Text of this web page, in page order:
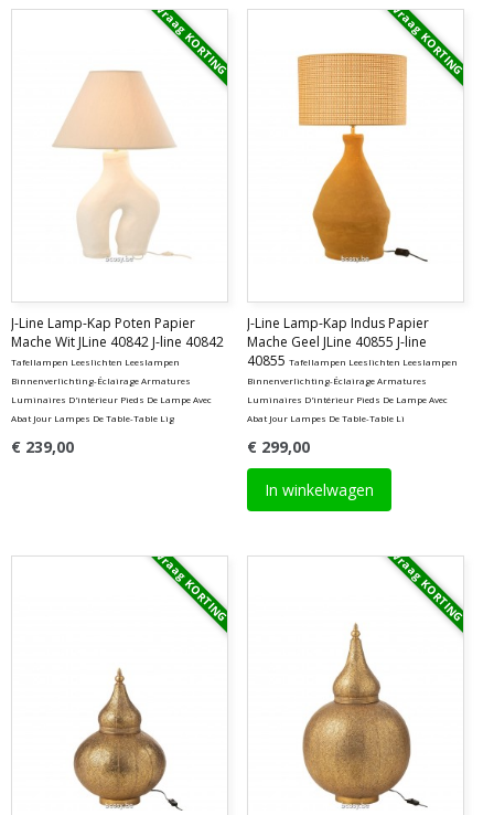
Vraag KORTING
J-Line Lamp-Kap Poten Papier
Mache Wit JLine 40842 J-line 40842
Tafellampen Leeslichten Leeslampen
Binnenverlichting-Éclairage Armatures
Luminaires D'intérieur Pieds De Lampe Avec
Abat Jour Lampes De Table-Table Lig
€ 239,00
Vraag KORTING
J-Line Lamp-Kap Indus Papier
Mache Geel JLine 40855 J-line
40855 Tafellampen Leeslichten Leeslampen
Binnenverlichting-Éclairage Armatures
Luminaires D'intérieur Pieds De Lampe Avec
Abat Jour Lampes De Table-Table Li
€ 299,00
In winkelwagen
Vraag KORTING Vraag KORTING